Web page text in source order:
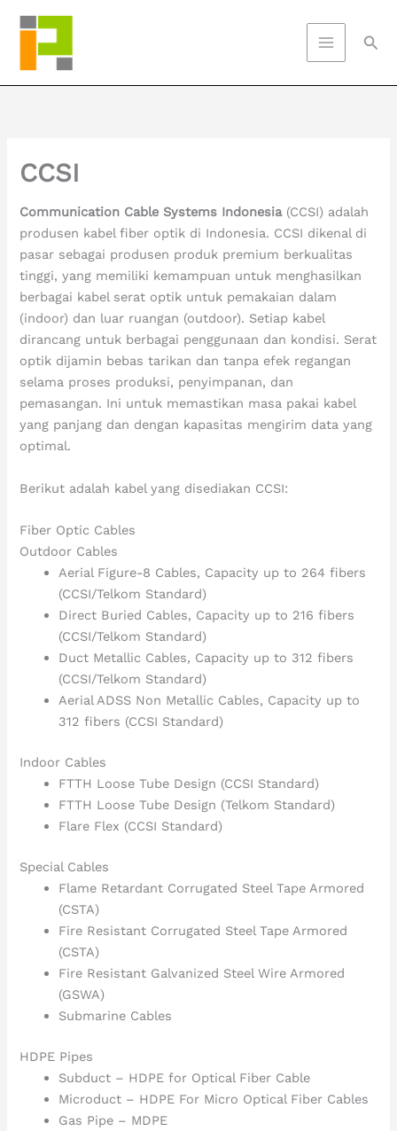
content
CCSI
Communication Cable Systems Indonesia(CCSI) adalah
produsen kabel fiber optik di Indonesia. CCSI dikenal di
pasar sebagai produsen produk premium berkualitas
tinggi, yang memiliki kemampuan untuk menghasilkan
berbagai kabel serat optik untuk pemakaian dalam
(indoor) dan luar ruangan (outdoor). Setiap kabel
dirancang untuk berbagai penggunaan dan kondisi. Serat
optik dijamin bebas tarikan dan tanpa efek regangan
selama proses produksi, penyimpanan, dan
pemasangan. Ini untuk memastikan masa pakai kabel
yang panjang dan dengan kapasitas mengirim data yang
optimal.
Berikut adalah kabel yang disediakan CCSI:
Fiber Optic Cables
Outdoor Cables
Aerial Figure-8 Cables, Capacity up to 264 fibers
(CCSI/Telkom Standard)
Direct Buried Cables, Capacity up to 216 fibers
(CCSI/Telkom Standard)
Duct Metallic Cables, Capacity up to 312 fibers
(CCSI/Telkom Standard)
Aerial ADSS Non Metallic Cables, Capacity up to
312 fibers (CCSI Standard)
Indoor Cables
FTTH Loose Tube Design (CCSI Standard)
FTTH Loose Tube Design (Telkom Standard)
Flare Flex (CCSI Standard)
Special Cables
Flame Retardant Corrugated Steel Tape Armored
(CSTA)
Fire Resistant Corrugated Steel Tape Armored
(CSTA)
Fire Resistant Galvanized Steel Wire Armored
(GSWA)
Submarine Cables
HDPE Pipes
Subduct – HDPE for Optical Fiber Cable
Microduct – HDPE For Micro Optical Fiber Cables
Gas Pipe – MDPE